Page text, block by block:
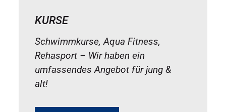
KURSE
Schwimmkurse, Aqua Fitness,
Rehasport – Wir haben ein
umfassendes Angebot für jung &
alt!